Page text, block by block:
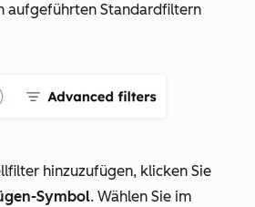
aufgeführten Standardfiltern
hinzuzufügen, klicken Sie
Symbol. Wählen Sie im